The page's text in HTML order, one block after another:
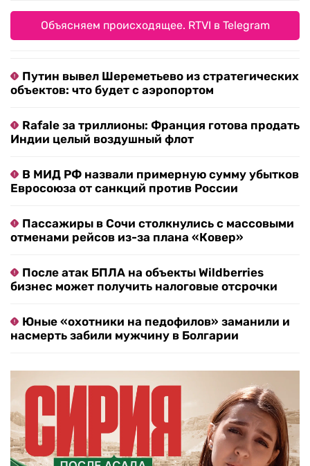
Объясняем происходящее. RTVI в Telegram
Путин вывел Шереметьево из стратегических
объектов: что будет с аэропортом
Rafale за триллионы: Франция готова продать
Индии целый воздушный флот
В МИД РФ назвали примерную сумму убытков
Евросоюза от санкций против России
Пассажиры в Сочи столкнулись с массовыми
отменами рейсов из-за плана «Ковер»
После атак БПЛА на объекты Wildberries
бизнес может получить налоговые отсрочки
Юные «охотники на педофилов» заманили и
насмерть забили мужчину в Болгарии